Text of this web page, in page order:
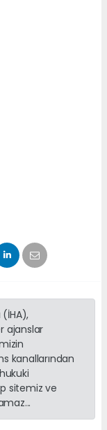
(İHA),
ajanslar
kanallarından
sitemiz ve